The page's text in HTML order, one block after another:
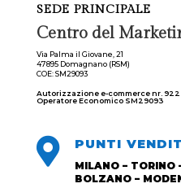
SEDE PRINCIPALE
Centro del
Via Palma il Giovane, 21
47895 Domagnano (RSM)
COE: SM29093
Autorizzazione e-commerce nr.
Operatore Economico SM29093
 PUNTI
MILANO – TORINO
BOLZANO –